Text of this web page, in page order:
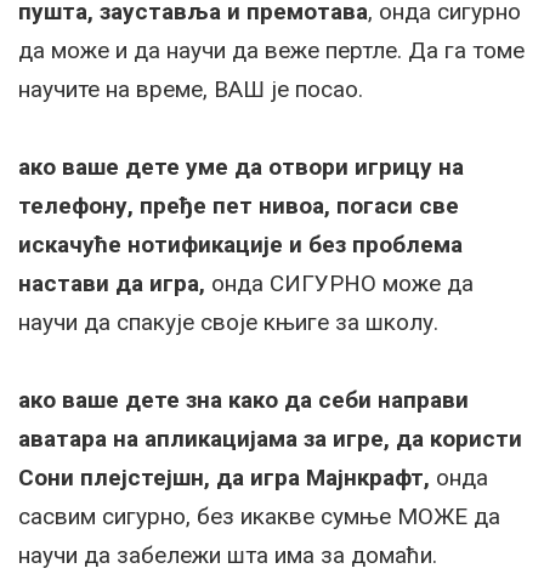
пушта, зауставља и премотава, онда сигурно
да може и да научи да веже пертле. Да га томе
научите на време, ВАШ је посао.
ако ваше дете уме да отвори игрицу на
телефону, пређе пет нивоа, погаси све
искачуће нотификације и без проблема
настави да игра, онда СИГУРНО може да
научи да спакује своје књиге за школу.
ако ваше дете зна како да себи направи
аватара на апликацијама за игре, да користи
Сони плејстејшн, да игра Мајнкрафт, онда
сасвим сигурно, без икакве сумње МОЖЕ да
научи да забележи шта има за домаћи.